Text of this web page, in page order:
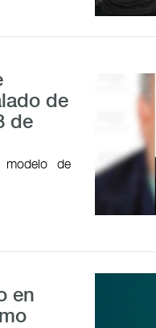
de
de
de
en